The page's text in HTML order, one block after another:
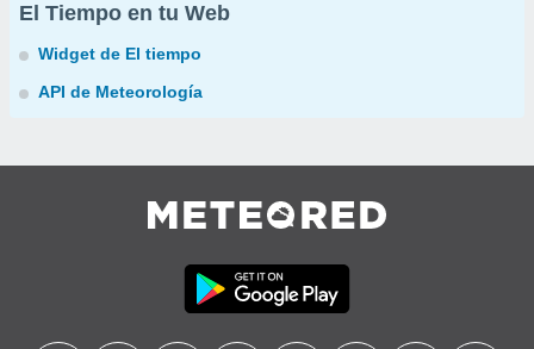
El Tiempo en tu Web
Widget de El tiempo
API de Meteorología